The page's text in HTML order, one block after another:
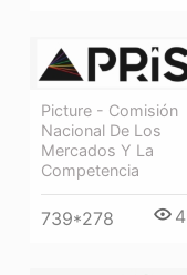
Picture - Comisión
Nacional De Los
Mercados Y La
Competencia
739*278 4